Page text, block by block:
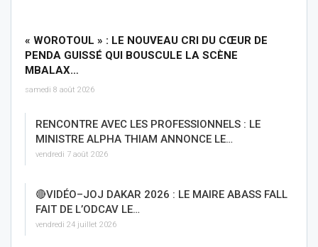
« WOROTOUL » : LE NOUVEAU CRI DU CŒUR DE
PENDA GUISSÉ QUI BOUSCULE LA SCÈNE
MBALAX…
samedi 8 août 2026
RENCONTRE AVEC LES PROFESSIONNELS : LE
MINISTRE ALPHA THIAM ANNONCE LE…
vendredi 7 août 2026
🔴VIDÉO–JOJ DAKAR 2026 : LE MAIRE ABASS FALL
FAIT DE L’ODCAV LE…
vendredi 24 juillet 2026